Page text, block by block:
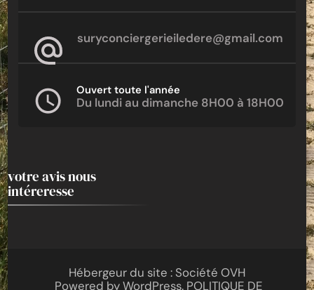
suryconciergerieiledere@gmail.com
Ouvert toute l'année
Du lundi au dimanche 8H00 à 18H00
votre avis nous
intéreresse
Hébergeur du site : Société OVH
Powered byWordPress. POLITIQUE DE